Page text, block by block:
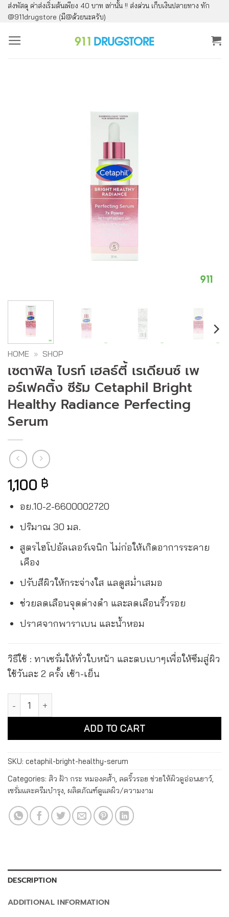
ข้าม
ไป
ยัง
ส่งพัสดุ ค่าส่งเริ่มต้นเพียง 40 บาท เท่านั้น !! ส่งด่วน เก็บเงินปลายทาง ทัก
@911drugstore (มี@ด้วยนะครับ)
HOME » SHOP
เซตาฟิล ไบรท์ เฮลธ์ตี้ เรเดียนซ์ เพ
อร์เฟคติ้ง ซีรัม Cetaphil Bright
Healthy Radiance Perfecting
Serum
1,100 ฿
อย.10-2-6600002720
ปริมาณ 30 มล.
สูตรไฮโปอัลเลอร์เจนิก ไม่ก่อให้เกิดอาการระคาย
เคือง
ปรับสีผิวให้กระจ่างใส แลดูสม่ำเสมอ
ช่วยลดเลือนจุดด่างดำ และลดเลือนริ้วรอย
ปราศจากพาราเบน และน้ำหอม
วิธีใช้ : ทาเซรั่มให้ทั่วใบหน้า และตบเบาๆเพื่อให้ซึมสู่ผิว
ใช้วันละ 2 ครั้ง เช้า-เย็น
เซตาฟิล ไบรท์ เฮลธ์ตี้ เรเดียนซ์ เพอร์เฟคติ้ง ซีรัม Cetaphil
ADD TO CART
Alternative:
SKU: cetaphil-bright-healthy-serum
Categories: สิว ฝ้า กระ หมองคล้ำ ลดริ้วรอย ช่วยให้ผิวดูอ่อนเยาว์,
เซรั่มและครีมบำรุง ผลิตภัณฑ์ดูแลผิว/ความงาม
DESCRIPTION
ADDITIONAL INFORMATION